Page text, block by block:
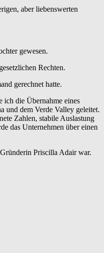
aber liebenswerten
gewesen.
Rechten.
gerechnet hatte.
ich die Übernahme eines
und dem Verde Valley geleitet.
Zahlen, stabile Auslastung
das Unternehmen über einen
Priscilla Adair war.